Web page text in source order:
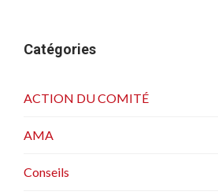
Catégories
ACTION DU COMITÉ
AMA
Conseils